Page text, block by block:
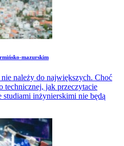
mazurskim
należy do największych. Choć
technicznej, jak przeczytacie
studiami inżynierskimi nie będą